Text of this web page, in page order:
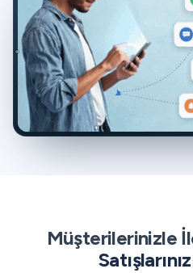
Müşterilerinizle